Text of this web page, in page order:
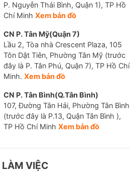
P. Nguyễn Thái Bình, Quận 1), TP Hồ
Chí Minh Xem bản đồ
CN P. Tân Mỹ(Quận 7)
Lầu 2, Tòa nhà Crescent Plaza, 105
Tôn Dật Tiên, Phường Tân Mỹ (trước
đây là P. Tân Phú, Quận 7), TP Hồ Chí
Minh. Xem bản đồ
CN P. Tân Bình(Q.Tân Bình)
107, Đường Tân Hải, Phường Tân Bình
(trước đây là P.13, Quận Tân Bình ),
TP Hồ Chí Minh Xem bản đồ
LÀM VIỆC